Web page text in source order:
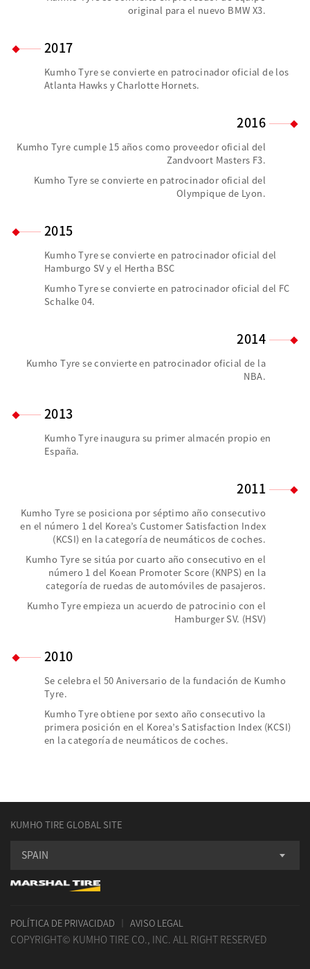
original para el nuevo BMW X3.
2017
Kumho Tyre se convierte en patrocinador oficial de los
Atlanta Hawks y Charlotte Hornets.
2016
Kumho Tyre cumple 15 años como proveedor oficial del
Zandvoort Masters F3.
Kumho Tyre se convierte en patrocinador oficial del
Olympique de Lyon.
2015
Kumho Tyre se convierte en patrocinador oficial del
Hamburgo SV y el Hertha BSC
Kumho Tyre se convierte en patrocinador oficial del FC
Schalke 04.
2014
Kumho Tyre se convierte en patrocinador oficial de la
NBA.
2013
Kumho Tyre inaugura su primer almacén propio en
España.
2011
Kumho Tyre se posiciona por séptimo año consecutivo
en el número 1 del Korea’s Customer Satisfaction Index
(KCSI) en la categoría de neumáticos de coches.
Kumho Tyre se sitúa por cuarto año consecutivo en el
número 1 del Koean Promoter Score (KNPS) en la
categoría de ruedas de automóviles de pasajeros.
Kumho Tyre empieza un acuerdo de patrocinio con el
Hamburger SV. (HSV)
2010
Se celebra el 50 Aniversario de la fundación de Kumho
Tyre.
Kumho Tyre obtiene por sexto año consecutivo la
primera posición en el Korea’s Satisfaction Index (KCSI)
en la categoría de neumáticos de coches.
KUMHO TIRE GLOBAL SITE
SPAIN
POLÍTICA DE PRIVACIDAD AVISO LEGAL
COPYRIGHT© KUMHO TIRE CO., INC. ALL RIGHT RESERVED